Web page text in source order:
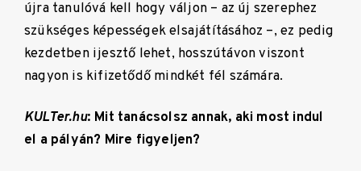
újra tanulóvá kell hogy váljon – az új szerephez
szükséges képességek elsajátításához –, ez pedig
kezdetben ijesztő lehet, hosszútávon viszont
nagyon is kifizetődő mindkét fél számára.
KULTer.hu: Mit tanácsolsz annak, aki most indul
el a pályán? Mire figyeljen?